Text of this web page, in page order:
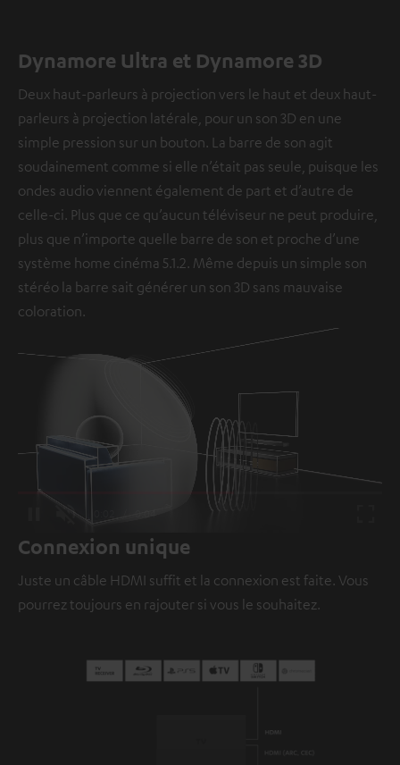
Dynamore Ultra et Dynamore 3D
Deux haut-parleurs à projection vers le haut et deux haut-
parleurs à projection latérale, pour un son 3D en une
simple pression sur un bouton. La barre de son agit
soudainement comme si elle n’était pas seule, puisque les
ondes audio viennent également de part et d’autre de
celle-ci. Plus que ce qu’aucun téléviseur ne peut produire,
plus que n’importe quelle barre de son et proche d’une
système home cinéma 5.1.2. Même depuis un simple son
stéréo la barre sait générer un son 3D sans mauvaise
coloration.
Loaded
Connexion unique
Juste un câble HDMI suffit et la connexion est faite. Vous
pourrez toujours en rajouter si vous le souhaitez.